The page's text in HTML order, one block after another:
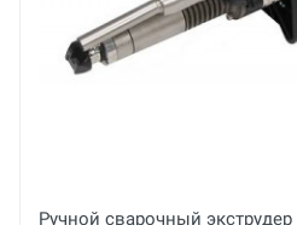
Вес нетто
Вес брутто
Ручной сварочный экструдер